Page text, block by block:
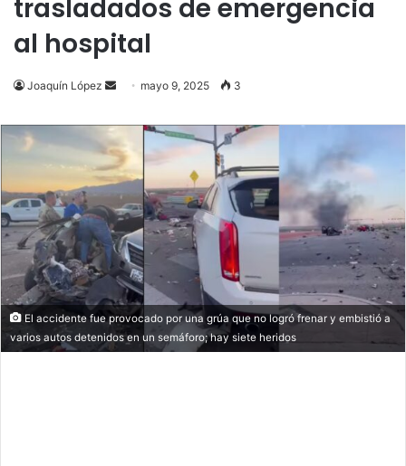
trasladados de emergencia
al hospital
Joaquín López
Send
email
mayo 9, 2025 3
El accidente fue provocado por una grúa que no logró frenar y embistió a
varios autos detenidos en un semáforo; hay siete heridos